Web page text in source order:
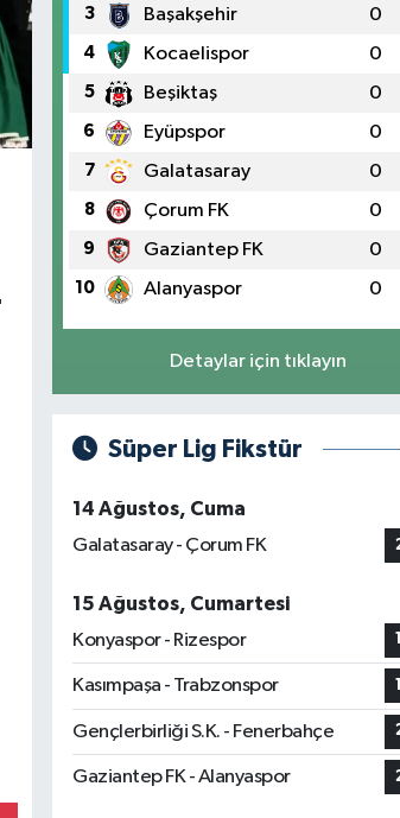
3 Başakşehir 0
4 Kocaelispor 0
5 Beşiktaş 0
6 Eyüpspor 0
7 Galatasaray 0
8 Çorum FK 0
9 Gaziantep FK 0
10 Alanyaspor 0
Detaylar için tıklayın
Süper Lig Fikstür
14 Ağustos, Cuma
Galatasaray - Çorum FK
15 Ağustos, Cumartesi
Konyaspor - Rizespor
Kasımpaşa - Trabzonspor
Gençlerbirliği S.K. - Fenerbahçe
Gaziantep FK - Alanyaspor